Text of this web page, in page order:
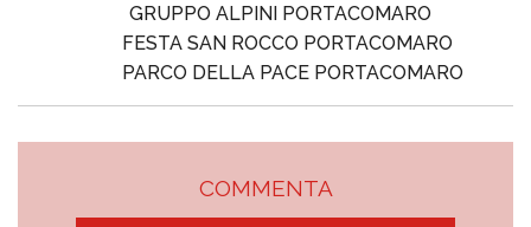
GRUPPO ALPINI PORTACOMARO
FESTA SAN ROCCO PORTACOMARO
PARCO DELLA PACE PORTACOMARO
COMMENTA